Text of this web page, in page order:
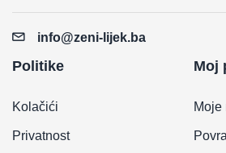
info@zeni-lijek.ba
Politike
Kolačići
Privatnost
Moj
Moje